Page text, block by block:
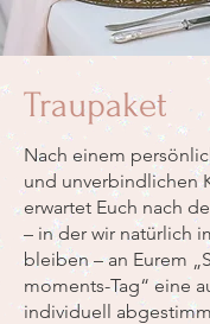
Traupaket
Nach einem
und unverbindlichen
erwartet Euch nach
– in der wir natürlich
bleiben – an Eurem
moments-Tag“ eine
individuell